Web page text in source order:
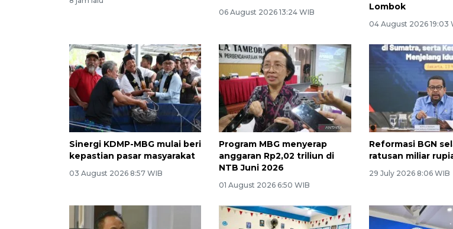
06 August 2026 13:24 WIB
Lombok
04 August 2026 19:03
Sinergi KDMP-MBG mulai beri
kepastian pasar masyarakat
03 August 2026 8:57 WIB
Program MBG menyerap
anggaran Rp2,02 triliun di
NTB Juni 2026
01 August 2026 6:50 WIB
Reformasi BGN
ratusan miliar
29 July 2026 8:06 WIB
Sidang putusan
pembunuhan Brigadir